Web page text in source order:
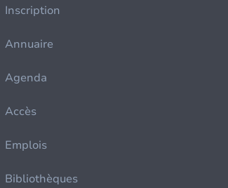
Inscription
Annuaire
Agenda
Accès
Emplois
Bibliothèques